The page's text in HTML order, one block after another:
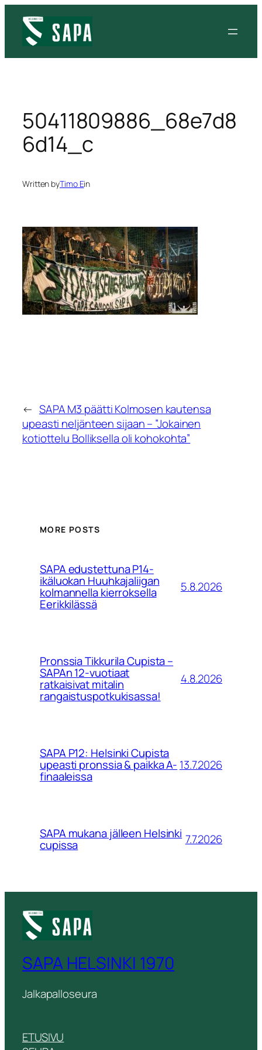
sisältöön
50411809886_68e7d8
6d14_c
Written byTimo Ein
← SAPA M3 päätti Kolmosen kautensa
upeasti neljänteen sijaan – ”Jokainen
kotiottelu Bolliksella oli kohokohta”
MORE POSTS
SAPA edustettuna P14-
ikäluokan Huuhkajaliigan
kolmannella kierroksella
Eerikkilässä
5.8.2026
Pronssia Tikkurila Cupista –
SAPAn 12-vuotiaat
ratkaisivat mitalin
rangaistuspotkukisassa!
4.8.2026
SAPA P12: Helsinki Cupista
upeasti pronssia & paikka A-
finaaleissa
13.7.2026
SAPA mukana jälleen Helsinki
cupissa 7.7.2026
SAPA HELSINKI 1970
Jalkapalloseura
ETUSIVU